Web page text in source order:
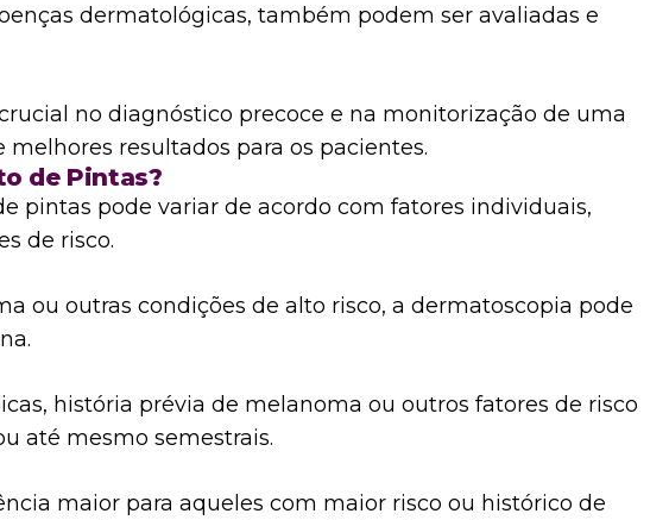
dermatológicas, também podem ser avaliadas e
no diagnóstico precoce e na monitorização de uma
resultados para os pacientes.
de Pintas?
pintas pode variar de acordo com fatores individuais,
de risco.
ou outras condições de alto risco, a dermatoscopia pode
história prévia de melanoma ou outros fatores de risco
até mesmo semestrais.
maior para aqueles com maior risco ou histórico de